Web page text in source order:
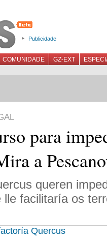
Publicidade
COMUNIDADE GZ-EXT
para
a
queren
lle facilitaría os
Quercus